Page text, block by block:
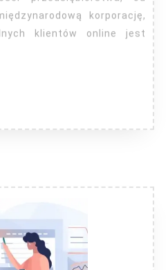
korporację,
klientów online jest